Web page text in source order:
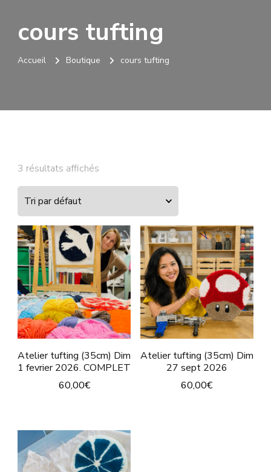
cours tufting
Accueil Boutique cours tufting
3 résultats affichés
Atelier tufting (35cm) Dim
1 fevrier 2026. COMPLET
60,00€
Atelier tufting (35cm) Dim
27 sept 2026
60,00€